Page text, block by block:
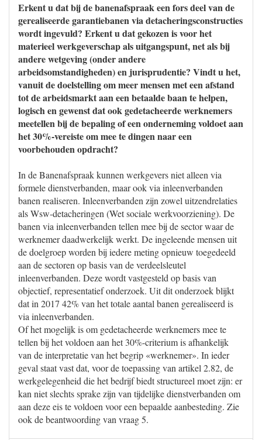
Erkent u dat bij de banenafspraak een fors deel van de
gerealiseerde garantiebanen via detacheringsconstructies
wordt ingevuld? Erkent u dat gekozen is voor het
materieel werkgeverschap als uitgangspunt, net als bij
andere wetgeving (onder andere
arbeidsomstandigheden) en jurisprudentie? Vindt u het,
vanuit de doelstelling om meer mensen met een afstand
tot de arbeidsmarkt aan een betaalde baan te helpen,
logisch en gewenst dat ook gedetacheerde werknemers
meetellen bij de bepaling of een onderneming voldoet aan
het 30%-vereiste om mee te dingen naar een
voorbehouden opdracht?
In de Banenafspraak kunnen werkgevers niet alleen via
formele dienstverbanden, maar ook via inleenverbanden
banen realiseren. Inleenverbanden zijn zowel uitzendrelaties
als Wsw-detacheringen (Wet sociale werkvoorziening). De
banen via inleenverbanden tellen mee bij de sector waar de
werknemer daadwerkelijk werkt. De ingeleende mensen uit
de doelgroep worden bij iedere meting opnieuw toegedeeld
aan de sectoren op basis van de verdeelsleutel
inleenverbanden. Deze wordt vastgesteld op basis van
objectief, representatief onderzoek. Uit dit onderzoek blijkt
dat in 2017 42% van het totale aantal banen gerealiseerd is
via inleenverbanden.
Of het mogelijk is om gedetacheerde werknemers mee te
tellen bij het voldoen aan het 30%-criterium is afhankelijk
van de interpretatie van het begrip «werknemer». In ieder
geval staat vast dat, voor de toepassing van artikel 2.82, de
werkgelegenheid die het bedrijf biedt structureel moet zijn: er
kan niet slechts sprake zijn van tijdelijke dienstverbanden om
aan deze eis te voldoen voor een bepaalde aanbesteding. Zie
ook de beantwoording van vraag 5.